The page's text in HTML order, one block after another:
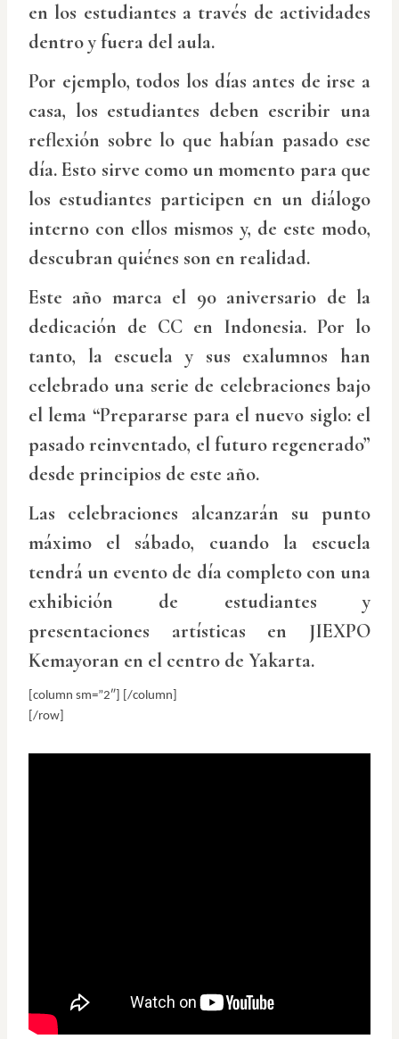
en los estudiantes a través de actividades
dentro y fuera del aula.
Por ejemplo, todos los días antes de irse a
casa, los estudiantes deben escribir una
reflexión sobre lo que habían pasado ese
día. Esto sirve como un momento para que
los estudiantes participen en un diálogo
interno con ellos mismos y, de este modo,
descubran quiénes son en realidad.
Este año marca el 90 aniversario de la
dedicación de CC en Indonesia. Por lo
tanto, la escuela y sus exalumnos han
celebrado una serie de celebraciones bajo
el lema “Prepararse para el nuevo siglo: el
pasado reinventado, el futuro regenerado”
desde principios de este año.
Las celebraciones alcanzarán su punto
máximo el sábado, cuando la escuela
tendrá un evento de día completo con una
exhibición de estudiantes y
presentaciones artísticas en JIEXPO
Kemayoran en el centro de Yakarta.
[column sm=”2″] [/column]
[/row]